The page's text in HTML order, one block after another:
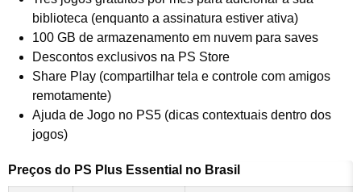
biblioteca (enquanto a assinatura estiver ativa)
100 GB de armazenamento em nuvem para saves
Descontos exclusivos na PS Store
Share Play (compartilhar tela e controle com amigos
remotamente)
Ajuda de Jogo no PS5 (dicas contextuais dentro dos
jogos)
Preços do PS Plus Essential no Brasil